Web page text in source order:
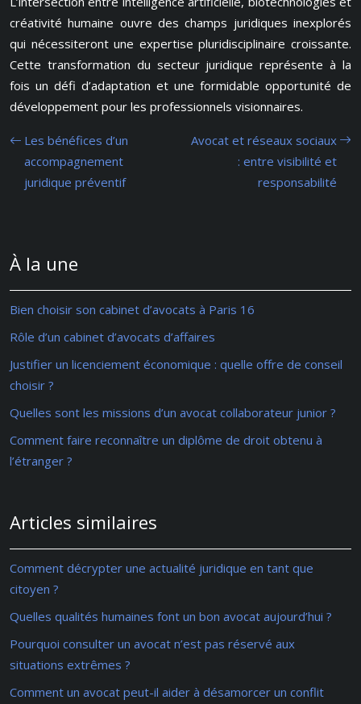
créativité humaine ouvre des champs juridiques inexplorés
qui nécessiteront une expertise pluridisciplinaire croissante.
Cette transformation du secteur juridique représente à la
fois un défi d’adaptation et une formidable opportunité de
développement pour les professionnels visionnaires.
Les bénéfices d’un
accompagnement
juridique préventif
Avocat et réseaux sociaux
: entre visibilité et
responsabilité
À la une
Bien choisir son cabinet d’avocats à Paris 16
Rôle d’un cabinet d’avocats d’affaires
Justifier un licenciement économique : quelle offre de conseil
choisir ?
Quelles sont les missions d’un avocat collaborateur junior ?
Comment faire reconnaître un diplôme de droit obtenu à
l’étranger ?
Articles similaires
Comment décrypter une actualité juridique en tant que
citoyen ?
Quelles qualités humaines font un bon avocat aujourd’hui ?
Pourquoi consulter un avocat n’est pas réservé aux
situations extrêmes ?
Comment un avocat peut-il aider à désamorcer un conflit